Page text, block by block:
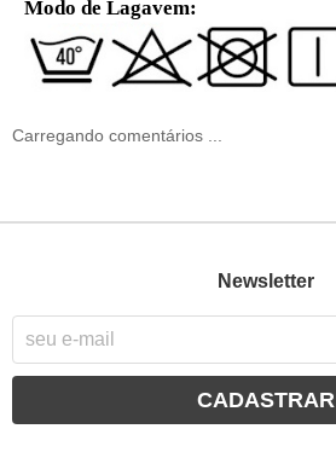
Modo de Lagavem:
Carregando comentários ...
Newsletter
CADASTRAR